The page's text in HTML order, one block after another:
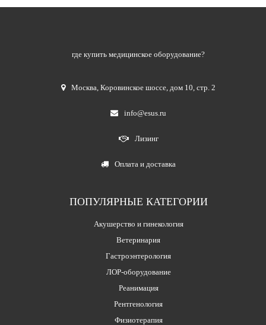
где купить медицинское оборудование?
Москва,Коровинское шоссе, дом 10, стр. 2
info@esus.ru
Лизинг
Оплата и доставка
ПОПУЛЯРНЫЕ КАТЕГОРИИ
Акушерство и гинекология
Ветеринария
Гастроэнтерология
ЛОР-оборудование
Реанимация
Рентгенология
Физиотерапия